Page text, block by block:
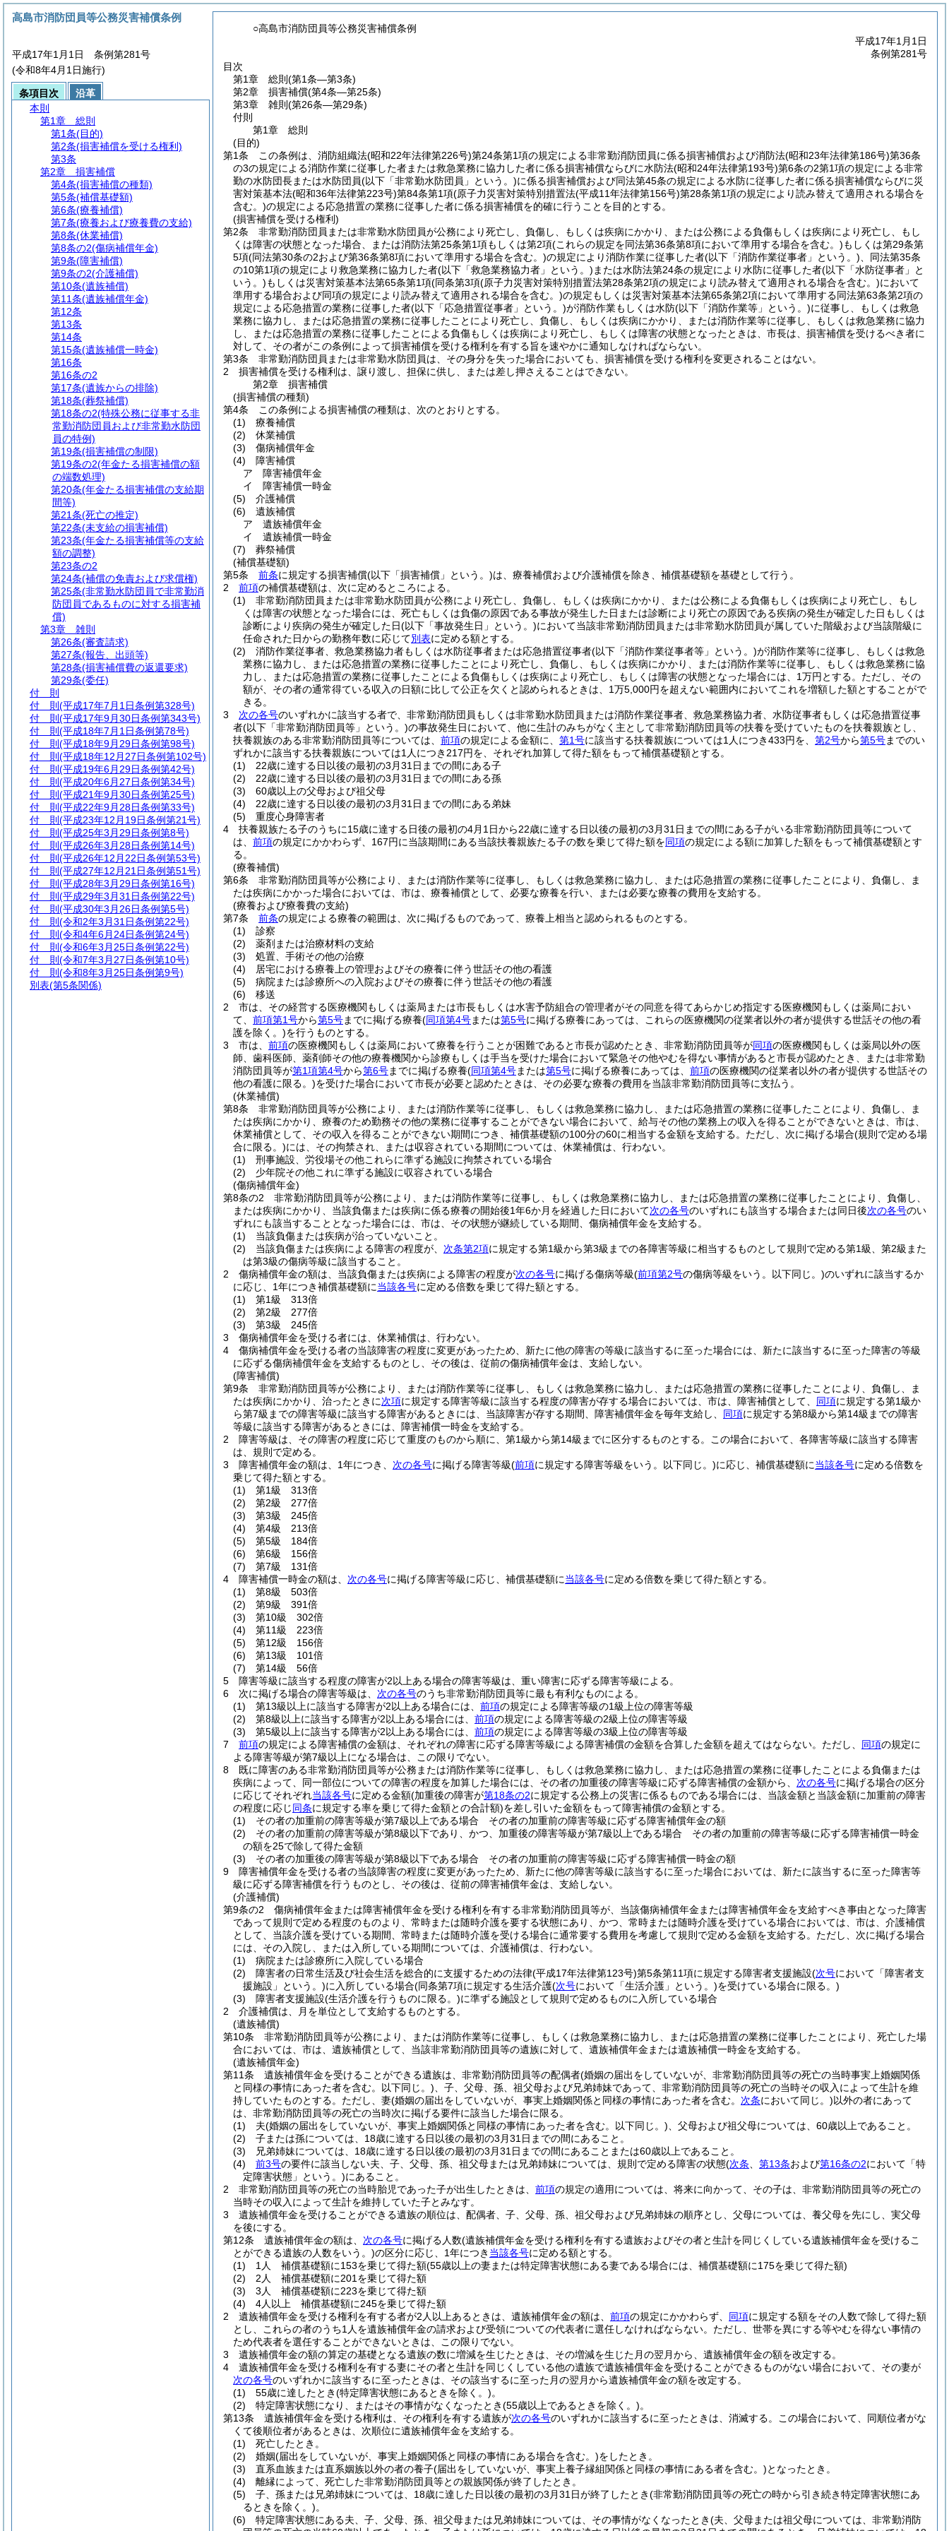
○高島市消防団員等公務災害補償条例
平成17年1月1日
条例第281号
目次
第1章
総則 (第1条―第3条)
第2章
損害補償(第4条―第25条)
第3章
雑則 (第26条―第29条)
付則
第1章
総則
(目的)
第1条
この条例は、消防組織法(昭和22年法律第226号)第24条第1項の規定による非常勤消防団員に係る損害補償および消防法(昭和23年法律第186号)第36条
の3の規定による消防作業に従事した者または救急業務に協力した者に係る損害補償ならびに水防法(昭和24年法律第193号)第6条の2第1項の規定による非常
勤の水防団長または水防団員(以下「非常勤水防団員」という。)に係る損害補償および同法第45条の規定による水防に従事した者に係る損害補償ならびに災
害対策基本法(昭和36年法律第223号)第84条第1項(原子力災害対策特別措置法(平成11年法律第156号)第28条第1項の規定により読み替えて適用される場合を
含む。)の規定による応急措置の業務に従事した者に係る損害補償を的確に行うことを目的とする。
(損害補償を受ける権利)
第2条
非常勤消防団員または非常勤水防団員が公務により死亡し、負傷し、もしくは疾病にかかり、または公務による負傷もしくは疾病により死亡し、もし
くは障害の状態となった場合、または消防法第25条第1項もしくは第2項(これらの規定を同法第36条第8項において準用する場合を含む。)もしくは第29条第
5項(同法第30条の2および第36条第8項において準用する場合を含む。)の規定により消防作業に従事した者(以下「消防作業従事者」という。) 、同法第35条
の10第1項の規定により救急業務に協力した者(以下「救急業務協力者」という。) または水防法第24条の規定により水防に従事した者(以下「水防従事者」と
いう。)もしくは災害対策基本法第65条第1項(同条第3項(原子力災害対策特別措置法第28条第2項の規定により読み替えて適用される場合を含む。)において
準用する場合および同項の規定により読み替えて適用される場合を含む。)の規定もしくは災害対策基本法第65条第2項において準用する同法第63条第2項の
規定による応急措置の業務に従事した者(以下「応急措置従事者」という。)が消防作業もしくは水防(以下「消防作業等」という。)に従事し、もしくは救急
業務に協力し、または応急措置の業務に従事したことにより死亡し、負傷し、もしくは疾病にかかり、または消防作業等に従事し、もしくは救急業務に協力
し、または応急措置の業務に従事したことによる負傷もしくは疾病により死亡し、もしくは障害の状態となったときは、市長は、損害補償を受けるべき者に
対して、その者がこの条例によって損害補償を受ける権利を有する旨を速やかに通知しなければならない。
第3条
非常勤消防団員または非常勤水防団員は、その身分を失った場合においても、損害補償を受ける権利を変更されることはない。
2
損害補償を受ける権利は、譲り渡し、担保に供し、または差し押さえることはできない。
第2章
損害補償
(損害補償の種類)
第4条
この条例による損害補償の種類は、次のとおりとする。
(1)
療養補償
(2)
休業補償
(3)
傷病補償年金
(4)
障害補償
ア
障害補償年金
イ
障害補償一時金
(5)
介護補償
(6)
遺族補償
ア
遺族補償年金
イ
遺族補償一時金
(7)
葬祭補償
(補償基礎額)
第5条
前条に規定する損害補償(以下「損害補償」という。)は、療養補償および介護補償を除き、補償基礎額を基礎として行う。
2
前項の補償基礎額は、次に定めるところによる。
(1)
非常勤消防団員または非常勤水防団員が公務により死亡し、負傷し、もしくは疾病にかかり、または公務による負傷もしくは疾病により死亡し、もし
くは障害の状態となった場合には、死亡もしくは負傷の原因である事故が発生した日または診断により死亡の原因である疾病の発生が確定した日もしくは
診断により疾病の発生が確定した日(以下「事故発生日」という。)において当該非常勤消防団員または非常勤水防団員が属していた階級および当該階級に
任命された日からの勤務年数に応じて別表に定める額とする。
(2)
消防作業従事者、救急業務協力者もしくは水防従事者または応急措置従事者(以下「消防作業従事者等」という。)が消防作業等に従事し、もしくは救急
業務に協力し、または応急措置の業務に従事したことにより死亡し、負傷し、もしくは疾病にかかり、または消防作業等に従事し、もしくは救急業務に協
力し、または応急措置の業務に従事したことによる負傷もしくは疾病により死亡し、もしくは障害の状態となった場合には、1万円とする。 ただし、その
額が、その者の通常得ている収入の日額に比して公正を欠くと認められるときは、1万5,000円を超えない範囲内においてこれを増額した額とすることがで
きる。
3
次の各号のいずれかに該当する者で、非常勤消防団員もしくは非常勤水防団員または消防作業従事者、救急業務協力者、水防従事者もしくは応急措置従事
者(以下「非常勤消防団員等」という。)の事故発生日において、他に生計のみちがなく主として非常勤消防団員等の扶養を受けていたものを扶養親族とし、
扶養親族のある非常勤消防団員等については、 前項の規定による金額に、 第1号に該当する扶養親族については1人につき433円を、 第2号から第5号までのい
ずれかに該当する扶養親族については1人につき217円を、それぞれ加算して得た額をもって補償基礎額とする。
(1)
22歳に達する日以後の最初の3月31日までの間にある子
(2)
22歳に達する日以後の最初の3月31日までの間にある孫
(3)
60歳以上の父母および祖父母
(4)
22歳に達する日以後の最初の3月31日までの間にある弟妹
(5)
重度心身障害者
4
扶養親族たる子のうちに15歳に達する日後の最初の4月1日から22歳に達する日以後の最初の3月31日までの間にある子がいる非常勤消防団員等について
は、 前項の規定にかかわらず、167円に当該期間にある当該扶養親族たる子の数を乗じて得た額を同項の規定による額に加算した額をもって補償基礎額とす
る。
(療養補償)
第6条
非常勤消防団員等が公務により、または消防作業等に従事し、もしくは救急業務に協力し、または応急措置の業務に従事したことにより、負傷し、ま
たは疾病にかかった場合においては、市は、療養補償として、必要な療養を行い、または必要な療養の費用を支給する。
(療養および療養費の支給)
第7条
前条の規定による療養の範囲は、次に掲げるものであって、療養上相当と認められるものとする。
(1)
診察
(2)
薬剤または治療材料の支給
(3)
処置、手術その他の治療
(4)
居宅における療養上の管理およびその療養に伴う世話その他の看護
(5)
病院または診療所への入院およびその療養に伴う世話その他の看護
(6)
移送
2
市は、その経営する医療機関もしくは薬局または市長もしくは水害予防組合の管理者がその同意を得てあらかじめ指定する医療機関もしくは薬局におい
て、 前項第1号から第5号までに掲げる療養(同項第4号または第5号に掲げる療養にあっては、これらの医療機関の従業者以外の者が提供する世話その他の看
護を除く。)を行うものとする。
3
市は、 前項の医療機関もしくは薬局において療養を行うことが困難であると市長が認めたとき、非常勤消防団員等が同項の医療機関もしくは薬局以外の医
師、歯科医師、薬剤師その他の療養機関から診療もしくは手当を受けた場合において緊急その他やむを得ない事情があると市長が認めたとき、または非常勤
消防団員等が第1項第4号から第6号までに掲げる療養(同項第4号または第5号に掲げる療養にあっては、 前項の医療機関の従業者以外の者が提供する世話その
他の看護に限る。)を受けた場合において市長が必要と認めたときは、その必要な療養の費用を当該非常勤消防団員等に支払う。
(休業補償)
第8条
非常勤消防団員等が公務により、または消防作業等に従事し、もしくは救急業務に協力し、または応急措置の業務に従事したことにより、負傷し、ま
たは疾病にかかり、療養のため勤務その他の業務に従事することができない場合において、給与その他の業務上の収入を得ることができないときは、市は、
休業補償として、その収入を得ることができない期間につき、補償基礎額の100分の60に相当する金額を支給する。 ただし、次に掲げる場合(規則で定める場
合に限る。)には、その拘禁され、または収容されている期間については、休業補償は、行わない。
(1)
刑事施設、労役場その他これらに準ずる施設に拘禁されている場合
(2)
少年院その他これに準ずる施設に収容されている場合
(傷病補償年金)
第8条の2
非常勤消防団員等が公務により、または消防作業等に従事し、もしくは救急業務に協力し、または応急措置の業務に従事したことにより、負傷し、
または疾病にかかり、当該負傷または疾病に係る療養の開始後1年6か月を経過した日において次の各号のいずれにも該当する場合または同日後次の各号のい
ずれにも該当することとなった場合には、市は、その状態が継続している期間、傷病補償年金を支給する。
(1)
当該負傷または疾病が治っていないこと。
(2)
当該負傷または疾病による障害の程度が、 次条第2項に規定する第1級から第3級までの各障害等級に相当するものとして規則で定める第1級、第2級また
は第3級の傷病等級に該当すること。
2
傷病補償年金の額は、当該負傷または疾病による障害の程度が次の各号に掲げる傷病等級(前項第2号の傷病等級をいう。以下同じ。)のいずれに該当するか
に応じ、1年につき補償基礎額に当該各号に定める倍数を乗じて得た額とする。
(1)
第1級 313倍
(2)
第2級 277倍
(3)
第3級 245倍
3
傷病補償年金を受ける者には、休業補償は、行わない。
4
傷病補償年金を受ける者の当該障害の程度に変更があったため、新たに他の障害の等級に該当するに至った場合には、新たに該当するに至った障害の等級
に応ずる傷病補償年金を支給するものとし、その後は、従前の傷病補償年金は、支給しない。
(障害補償)
第9条
非常勤消防団員等が公務により、または消防作業等に従事し、もしくは救急業務に協力し、または応急措置の業務に従事したことにより、負傷し、ま
たは疾病にかかり、治ったときに次項に規定する障害等級に該当する程度の障害が存する場合においては、市は、障害補償として、 同項に規定する第1級か
ら第7級までの障害等級に該当する障害があるときには、当該障害が存する期間、障害補償年金を毎年支給し、 同項に規定する第8級から第14級までの障害
等級に該当する障害があるときには、障害補償一時金を支給する。
2
障害等級は、その障害の程度に応じて重度のものから順に、第1級から第14級までに区分するものとする。
この場合において、各障害等級に該当する障害
は、規則で定める。
3
障害補償年金の額は、1年につき、 次の各号に掲げる障害等級(前項に規定する障害等級をいう。以下同じ。)に応じ、補償基礎額に当該各号に定める倍数を
乗じて得た額とする。
(1)
第1級 313倍
(2)
第2級 277倍
(3)
第3級 245倍
(4)
第4級 213倍
(5)
第5級 184倍
(6)
第6級 156倍
(7)
第7級 131倍
4
障害補償一時金の額は、 次の各号に掲げる障害等級に応じ、補償基礎額に当該各号に定める倍数を乗じて得た額とする。
(1)
第8級 503倍
(2)
第9級 391倍
(3)
第10級 302倍
(4)
第11級 223倍
(5)
第12級 156倍
(6)
第13級 101倍
(7)
第14級 56倍
5
障害等級に該当する程度の障害が2以上ある場合の障害等級は、重い障害に応ずる障害等級による。
6
次に掲げる場合の障害等級は、 次の各号のうち非常勤消防団員等に最も有利なものによる。
(1)
第13級以上に該当する障害が2以上ある場合には、 前項の規定による障害等級の1級上位の障害等級
(2)
第8級以上に該当する障害が2以上ある場合には、 前項の規定による障害等級の2級上位の障害等級
(3)
第5級以上に該当する障害が2以上ある場合には、 前項の規定による障害等級の3級上位の障害等級
7
前項の規定による障害補償の金額は、それぞれの障害に応ずる障害等級による障害補償の金額を合算した金額を超えてはならない。 ただし、 同項の規定に
よる障害等級が第7級以上になる場合は、この限りでない。
8
既に障害のある非常勤消防団員等が公務または消防作業等に従事し、もしくは救急業務に協力し、または応急措置の業務に従事したことによる負傷または
疾病によって、同一部位についての障害の程度を加算した場合には、その者の加重後の障害等級に応ずる障害補償の金額から、 次の各号に掲げる場合の区分
に応じてそれぞれ当該各号に定める金額(加重後の障害が第18条の2に規定する公務上の災害に係るものである場合には、当該金額と当該金額に加重前の障害
の程度に応じ同条に規定する率を乗じて得た金額との合計額)を差し引いた金額をもって障害補償の金額とする。
(1)
その者の加重前の障害等級が第7級以上である場合 その者の加重前の障害等級に応ずる障害補償年金の額
(2)
その者の加重前の障害等級が第8級以下であり、かつ、加重後の障害等級が第7級以上である場合 その者の加重前の障害等級に応ずる障害補償一時金
の額を25で除して得た金額
(3)
その者の加重後の障害等級が第8級以下である場合 その者の加重前の障害等級に応ずる障害補償一時金の額
9
障害補償年金を受ける者の当該障害の程度に変更があったため、新たに他の障害等級に該当するに至った場合においては、新たに該当するに至った障害等
級に応ずる障害補償を行うものとし、その後は、従前の障害補償年金は、支給しない。
(介護補償)
第9条の2
傷病補償年金または障害補償年金を受ける権利を有する非常勤消防団員等が、当該傷病補償年金または障害補償年金を支給すべき事由となった障害
であって規則で定める程度のものより、常時または随時介護を要する状態にあり、かつ、常時または随時介護を受けている場合においては、市は、介護補償
として、当該介護を受けている期間、常時または随時介護を受ける場合に通常要する費用を考慮して規則で定める金額を支給する。 ただし、次に掲げる場合
には、その入院し、または入所している期間については、介護補償は、行わない。
(1)
病院または診療所に入院している場合
(2)
障害者の日常生活及び社会生活を総合的に支援するための法律(平成17年法律第123号)第5条第11項に規定する障害者支援施設(次号において「障害者支
援施設」という。)に入所している場合(同条第7項に規定する生活介護(次号において「生活介護」という。)を受けている場合に限る。)
(3)
障害者支援施設(生活介護を行うものに限る。)に準ずる施設として規則で定めるものに入所している場合
2
介護補償は、月を単位として支給するものとする。
(遺族補償)
第10条
非常勤消防団員等が公務により、または消防作業等に従事し、もしくは救急業務に協力し、または応急措置の業務に従事したことにより、死亡した場
合においては、市は、遺族補償として、当該非常勤消防団員等の遺族に対して、遺族補償年金または遺族補償一時金を支給する。
(遺族補償年金)
第11条
遺族補償年金を受けることができる遺族は、非常勤消防団員等の配偶者(婚姻の届出をしていないが、非常勤消防団員等の死亡の当時事実上婚姻関係
と同様の事情にあった者を含む。以下同じ。) 、子、父母、孫、祖父母および兄弟姉妹であって、非常勤消防団員等の死亡の当時その収入によって生計を維
持していたものとする。 ただし、妻(婚姻の届出をしていないが、事実上婚姻関係と同様の事情にあった者を含む。 次条において同じ。)以外の者にあって
は、非常勤消防団員等の死亡の当時次に掲げる要件に該当した場合に限る。
(1)
夫(婚姻の届出をしていないが、事実上婚姻関係と同様の事情にあった者を含む。以下同じ。) 、父母および祖父母については、60歳以上であること。
(2)
子または孫については、18歳に達する日以後の最初の3月31日までの間にあること。
(3)
兄弟姉妹については、18歳に達する日以後の最初の3月31日までの間にあることまたは60歳以上であること。
(4)
前3号の要件に該当しない夫、子、父母、孫、祖父母または兄弟姉妹については、規則で定める障害の状態(次条 第13条および第16条の2において「特
定障害状態」という。)にあること。
2
非常勤消防団員等の死亡の当時胎児であった子が出生したときは、 前項の規定の適用については、将来に向かって、その子は、非常勤消防団員等の死亡の
当時その収入によって生計を維持していた子とみなす。
3
遺族補償年金を受けることができる遺族の順位は、配偶者、子、父母、孫、祖父母および兄弟姉妹の順序とし、父母については、養父母を先にし、実父母
を後にする。
第12条
遺族補償年金の額は、 次の各号に掲げる人数(遺族補償年金を受ける権利を有する遺族およびその者と生計を同じくしている遺族補償年金を受けるこ
とができる遺族の人数をいう。)の区分に応じ、1年につき 当該各号に定める額とする。
(1)
1人 補償基礎額に153を乗じて得た額(55歳以上の妻または特定障害状態にある妻である場合には、補償基礎額に175を乗じて得た額)
(2)
2人 補償基礎額に201を乗じて得た額
(3)
3人 補償基礎額に223を乗じて得た額
(4)
4人以上 補償基礎額に245を乗じて得た額
2
遺族補償年金を受ける権利を有する者が2人以上あるときは、遺族補償年金の額は、 前項の規定にかかわらず、 同項に規定する額をその人数で除して得た額
とし、これらの者のうち1人を遺族補償年金の請求および受領についての代表者に選任しなければならない。 ただし、世帯を異にする等やむを得ない事情の
ため代表者を選任することができないときは、この限りでない。
3
遺族補償年金の額の算定の基礎となる遺族の数に増減を生じたときは、その増減を生じた月の翌月から、遺族補償年金の額を改定する。
4
遺族補償年金を受ける権利を有する妻にその者と生計を同じくしている他の遺族で遺族補償年金を受けることができるものがない場合において、その妻が
次の各号のいずれかに該当するに至ったときは、その該当するに至った月の翌月から遺族補償年金の額を改定する。
(1)
55歳に達したとき(特定障害状態にあるときを除く。)。
(2)
特定障害状態になり、またはその事情がなくなったとき(55歳以上であるときを除く。)。
第13条
遺族補償年金を受ける権利は、その権利を有する遺族が次の各号のいずれかに該当するに至ったときは、消滅する。
この場合において、同順位者がな
くて後順位者があるときは、次順位に遺族補償年金を支給する。
(1)
死亡したとき。
(2)
婚姻(届出をしていないが、事実上婚姻関係と同様の事情にある場合を含む。)をしたとき。
(3)
直系血族または直系姻族以外の者の養子(届出をしていないが、事実上養子縁組関係と同様の事情にある者を含む。)となったとき。
(4)
離縁によって、死亡した非常勤消防団員等との親族関係が終了したとき。
(5)
子、孫または兄弟姉妹については、18歳に達した日以後の最初の3月31日が終了したとき(非常勤消防団員等の死亡の時から引き続き特定障害状態にあ
るときを除く。)。
(6)
特定障害状態にある夫、子、父母、孫、祖父母または兄弟姉妹については、その事情がなくなったとき(夫、父母または祖父母については、非常勤消防
高島市消防団員等公務災害補償条例
平成17年1月1日 条例第281号
(令和8年4月1日施行)
条項目次
沿革
本則
第1章
総則
第1条(目的)
第2条(損害補償を受ける権利)
第3条
第2章
損害補償
第4条(損害補償の種類)
第5条(補償基礎額)
第6条(療養補償)
第7条(療養および療養費の支給)
第8条(休業補償)
第8条の2(傷病補償年金)
第9条(障害補償)
第9条の2(介護補償)
第10条(遺族補償)
第11条(遺族補償年金)
第12条
第13条
第14条
第15条(遺族補償一時金)
第16条
第16条の2
第17条(遺族からの排除)
第18条(葬祭補償)
第18条の2(特殊公務に従事する非
常勤消防団員および非常勤水防団
員の特例)
第19条(損害補償の制限)
第19条の2(年金たる損害補償の額
の端数処理)
第20条(年金たる損害補償の支給期
間等)
第21条(死亡の推定)
第22条(未支給の損害補償)
第23条(年金たる損害補償等の支給
額の調整)
第23条の2
第24条(補償の免責および求償権)
第25条(非常勤水防団員で非常勤消
防団員であるものに対する損害補
償)
第3章
雑則
第26条(審査請求)
第27条(報告、出頭等)
第28条(損害補償費の返還要求)
第29条(委任)
付 則
付 則 (平成17年7月1日条例第328号)
付 則 (平成17年9月30日条例第343号)
付 則 (平成18年7月1日条例第78号)
付 則 (平成18年9月29日条例第98号)
付 則 (平成18年12月27日条例第102号)
付 則 (平成19年6月29日条例第42号)
付 則 (平成20年6月27日条例第34号)
付 則 (平成21年9月30日条例第25号)
付 則 (平成22年9月28日条例第33号)
付 則 (平成23年12月19日条例第21号)
付 則 (平成25年3月29日条例第8号)
付 則 (平成26年3月28日条例第14号)
付 則 (平成26年12月22日条例第53号)
付 則 (平成27年12月21日条例第51号)
付 則 (平成28年3月29日条例第16号)
付 則 (平成29年3月31日条例第22号)
付 則 (平成30年3月26日条例第5号)
付 則 (令和2年3月31日条例第22号)
付 則 (令和4年6月24日条例第24号)
付 則 (令和6年3月25日条例第22号)
付 則 (令和7年3月27日条例第10号)
付 則 (令和8年3月25日条例第9号)
別表(第5条関係)